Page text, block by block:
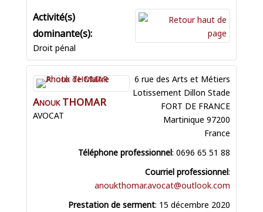
Droit pénal
AnoukTHOMAR
AVOCAT
6 rue des Arts et Métiers
Lotissement Dillon Stade
FORT DE FRANCE
Martinique 97200
France
Téléphone professionnel: 0696 65 51 88
Courriel professionnel:
anoukthomar.avocat@outlook.com
Prestation de serment: 15 décembre 2020